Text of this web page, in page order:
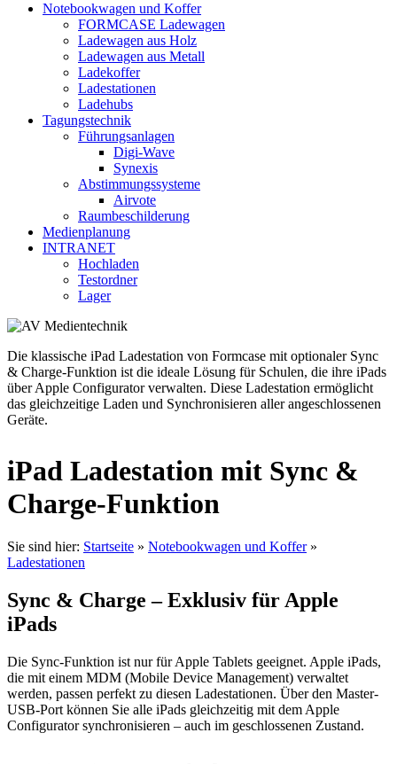
Notebookwagen und Koffer
FORMCASE Ladewagen
Ladewagen aus Holz
Ladewagen aus Metall
Ladekoffer
Ladestationen
Ladehubs
Tagungstechnik
Führungsanlagen
Digi-Wave
Synexis
Abstimmungssysteme
Airvote
Raumbeschilderung
Medienplanung
INTRANET
Hochladen
Testordner
Lager
Die klassische iPad Ladestation von Formcase mit optionaler Sync
& Charge-Funktion ist die ideale Lösung für Schulen, die ihre iPads
über Apple Configurator verwalten. Diese Ladestation ermöglicht
das gleichzeitige Laden und Synchronisieren aller angeschlossenen
Geräte.
iPad Ladestation mit Sync &
Charge-Funktion
Sie sind hier: Startseite » Notebookwagen und Koffer»
Ladestationen
Sync & Charge – Exklusiv für Apple
iPads
Die Sync-Funktion ist nur für Apple Tablets geeignet. Apple iPads,
die mit einem MDM (Mobile Device Management) verwaltet
werden, passen perfekt zu diesen Ladestationen. Über den Master-
USB-Port können Sie alle iPads gleichzeitig mit dem Apple
Configurator synchronisieren – auch im geschlossenen Zustand.